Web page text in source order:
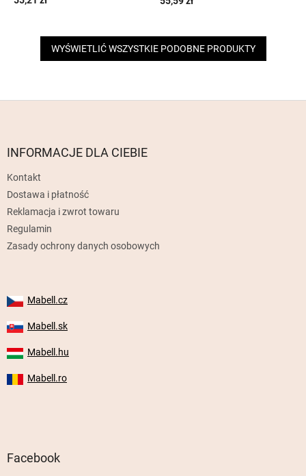
WYŚWIETLIĆ WSZYSTKIE PODOBNE PRODUKTY
INFORMACJE DLA CIEBIE
Kontakt
Dostawa i płatność
Reklamacja i zwrot towaru
Regulamin
Zasady ochrony danych osobowych
Mabell.cz
Mabell.sk
Mabell.hu
Mabell.ro
Facebook